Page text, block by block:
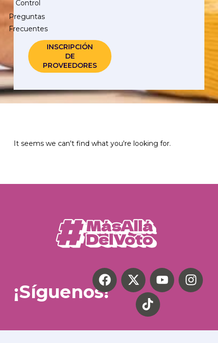
Control
Preguntas
Frecuentes
INSCRIPCIÓN
DE
PROVEEDORES
It seems we can't find what you're looking for.
¡Síguenos!